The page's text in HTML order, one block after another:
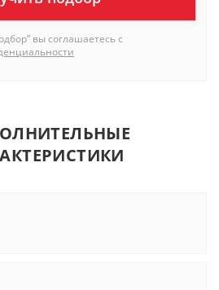
вы соглашаетесь с